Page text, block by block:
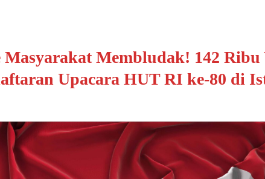
Masyarakat Membludak! 142 Ribu
Upacara HUT RI ke-80 di